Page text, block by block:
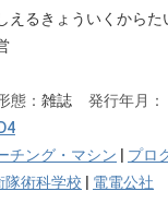
えるきょういくから
態： 雑誌 発行年月：
D4
チング・マシン プロ
隊術科学校 電電公社